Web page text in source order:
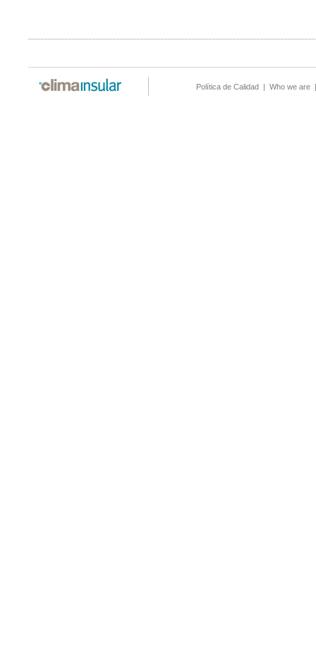
Política de Calidad | Who we are